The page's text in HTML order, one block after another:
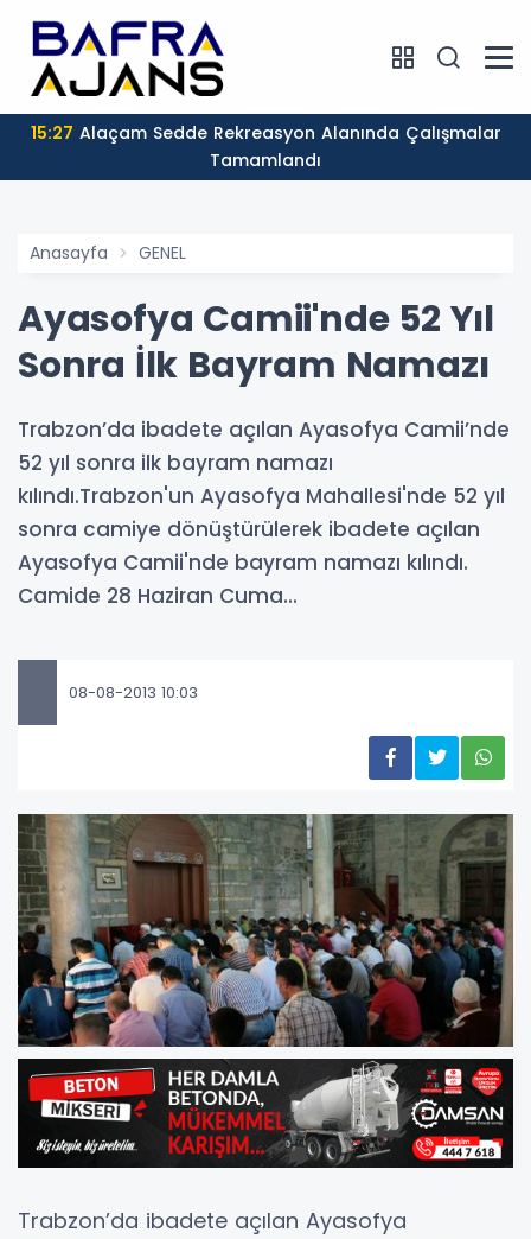
15:27
Tamamlandı
Anasayfa GENEL
Ayasofya Camii'nde 52 Yıl
Sonra İlk Bayram Namazı
Trabzon’da ibadete açılan Ayasofya Camii’nde
52 yıl sonra ilk bayram namazı
kılındı.Trabzon'un Ayasofya Mahallesi'nde 52 yıl
sonra camiye dönüştürülerek ibadete açılan
Ayasofya Camii'nde bayram namazı kılındı.
Camide 28 Haziran Cuma...
08-08-2013 10:03
Trabzon’da ibadete açılan Ayasofya